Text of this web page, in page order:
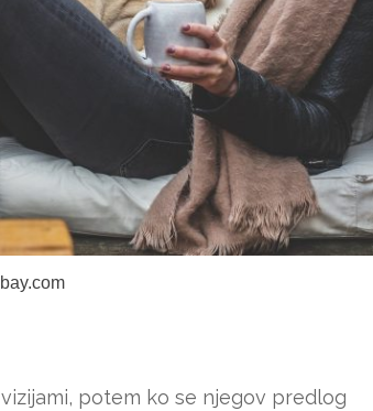
potem ko se njegov predlog